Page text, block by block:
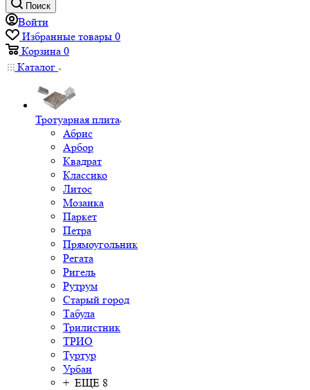
Поиск
Войти
Избранные товары 0
Корзина 0
Каталог
Тротуарная плита
Абрис
Арбор
Квадрат
Классико
Литос
Мозаика
Паркет
Петра
Прямоугольник
Регата
Ригель
Рутрум
Старый город
Табула
Трилистник
ТРИО
Туртур
Урбан
+ ЕЩЕ 8